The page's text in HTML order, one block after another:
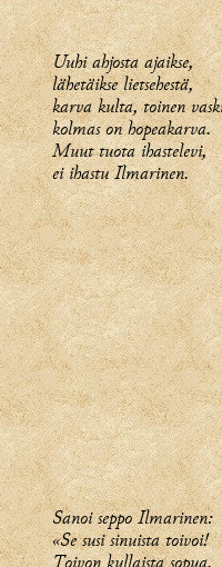
Uuhi ahjosta ajaikse,
lähetäikse lietsehestä,
karva kulta, toinen
kolmas on hopeakarva.
Muut tuota ihastelevi,
ei ihastu Ilmarinen.
Sanoi seppo Ilmarinen:
«Se susi sinuista toivoi!
Toivon kullaista sopua,